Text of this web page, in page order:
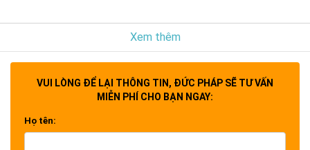
Xem thêm
VUI LÒNG ĐỂ LẠI THÔNG TIN, ĐỨC PHÁP SẼ TƯ VẤN
MIỄN PHÍ CHO BẠN NGAY:
Họ tên: